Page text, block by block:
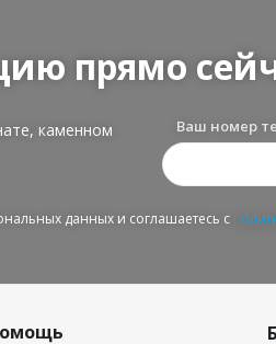
прямо
каменном
Ваш номер
данных и соглашаетесь с